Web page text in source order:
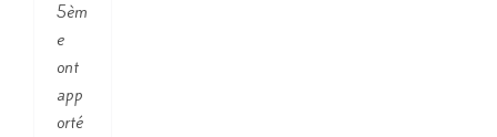
5èm
e
ont
app
orté